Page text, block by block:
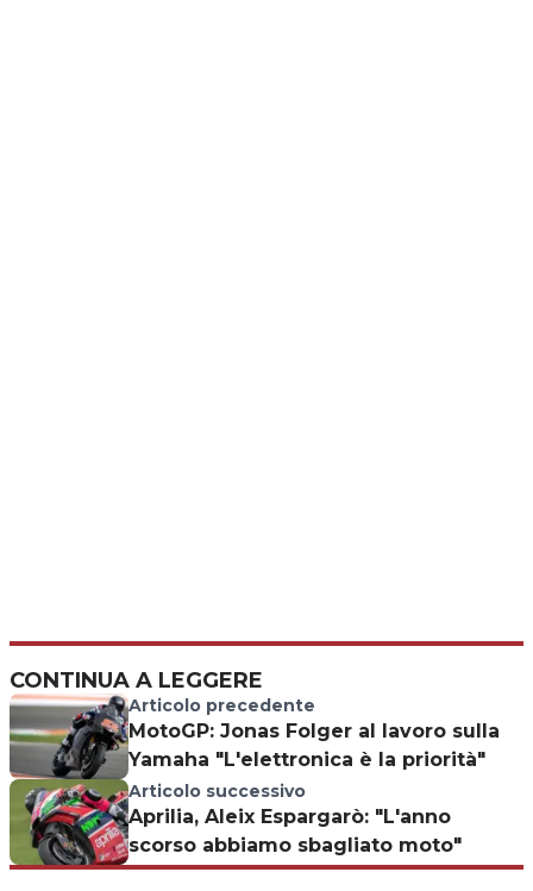
CONTINUA A LEGGERE
Articolo precedente
MotoGP: Jonas Folger al lavoro sulla
Yamaha "L'elettronica è la priorità"
Articolo successivo
Aprilia, Aleix Espargarò: "L'anno
scorso abbiamo sbagliato moto"